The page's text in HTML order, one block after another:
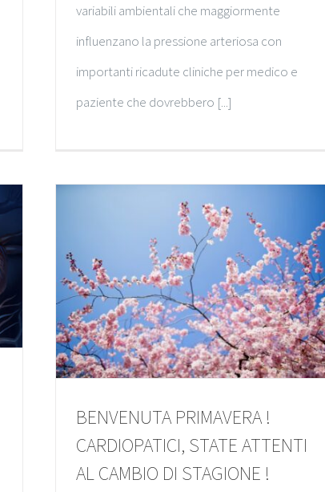
variabili ambientali che maggiormente
influenzano la pressione arteriosa con
importanti ricadute cliniche per medico e
paziente che dovrebbero [...]
BENVENUTA PRIMAVERA !
CARDIOPATICI, STATE ATTENTI
AL CAMBIO DI STAGIONE !